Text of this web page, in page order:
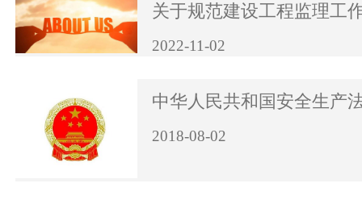
关于规范建设工程监理工
2022-11-02
中华人民共和国安全生产
2018-08-02